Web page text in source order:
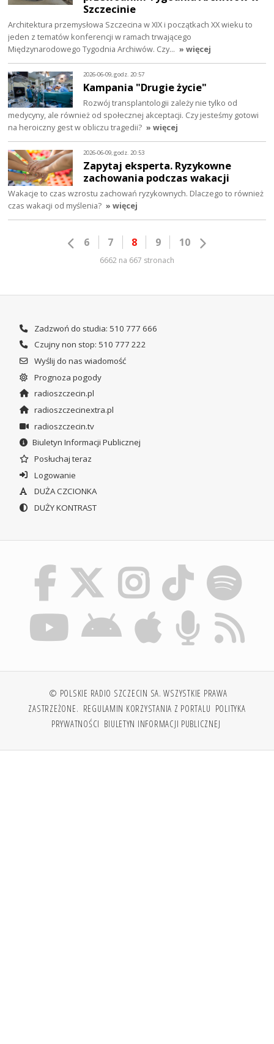
Szczecinie
Architektura przemysłowa Szczecina w XIX i początkach XX wieku to
jeden z tematów konferencji w ramach trwającego
Międzynarodowego Tygodnia Archiwów. Czy… » więcej
2026-06-09, godz. 20:57
Kampania "Drugie życie"
Rozwój transplantologii zależy nie tylko od
medycyny, ale również od społecznej akceptacji. Czy jesteśmy gotowi
na heroiczny gest w obliczu tragedii? » więcej
2026-06-09, godz. 20:53
Zapytaj eksperta. Ryzykowne
zachowania podczas wakacji
Wakacje to czas wzrostu zachowań ryzykownych. Dlaczego to również
czas wakacji od myślenia? » więcej
6 7 8 9 10
6662 na 667 stronach
Zadzwoń do studia: 510 777 666
Czujny non stop: 510 777 222
Wyślij do nas wiadomość
Prognoza pogody
radioszczecin.pl
radioszczecinextra.pl
radioszczecin.tv
Biuletyn Informacji Publicznej
Posłuchaj teraz
Logowanie
DUŻA CZCIONKA
DUŻY KONTRAST
© POLSKIE RADIO SZCZECIN SA. WSZYSTKIE PRAWA
ZASTRZEŻONE. REGULAMIN KORZYSTANIA Z PORTALU POLITYKA
PRYWATNOŚCI BIULETYN INFORMACJI PUBLICZNEJ